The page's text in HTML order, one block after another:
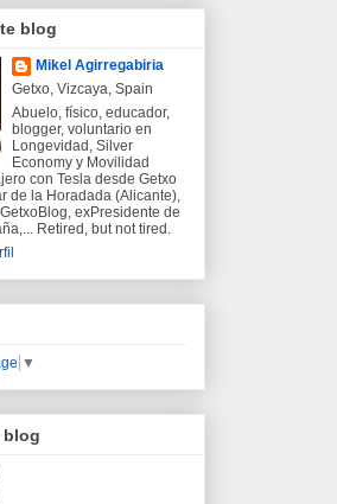
blog
Mikel Agirregabiria
Getxo, Vizcaya, Spain
Abuelo, físico, educador,
blogger, voluntario en
Longevidad, Silver
Economy y Movilidad
con Tesla desde Getxo
de la Horadada (Alicante),
exPresidente de
Retired, but not tired.
▼
blog